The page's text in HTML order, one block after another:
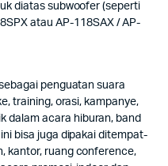
diatas subwoofer (seperti
atau AP-118SAX / AP-
penguatan suara
training, orasi, kampanye,
dalam acara hiburan, band
bisa juga dipakai ditempat-
kantor, ruang conference,